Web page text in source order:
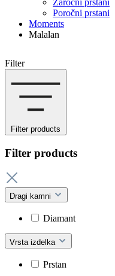
Zaročni prstani
Poročni prstani
Moments
Malalan
Filter
Filter products
Filter products
Dragi kamni
Diamant
Vrsta izdelka
Prstan